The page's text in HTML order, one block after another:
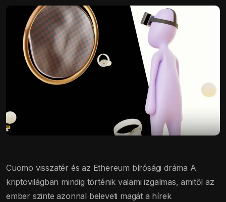
Cuomo visszatér és az Ethereum bírósági dráma A
kriptovilágban mindig történik valami izgalmas, amitől az
ember szinte azonnal beleveti magát a hírek